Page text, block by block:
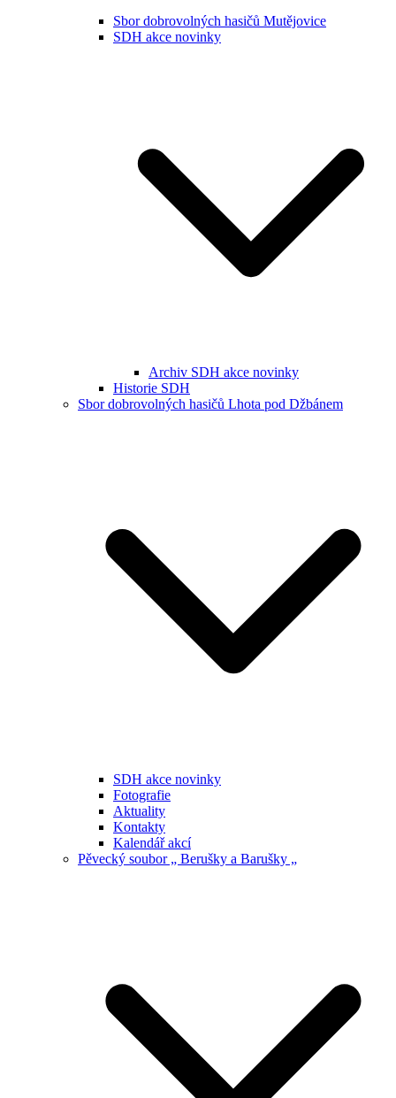
Sbor dobrovolných hasičů Mutějovice
SDH akce novinky
Archiv SDH akce novinky
Historie SDH
Sbor dobrovolných hasičů Lhota pod Džbánem
SDH akce novinky
Fotografie
Aktuality
Kontakty
Kalendář akcí
Pěvecký soubor „ Berušky a Barušky „